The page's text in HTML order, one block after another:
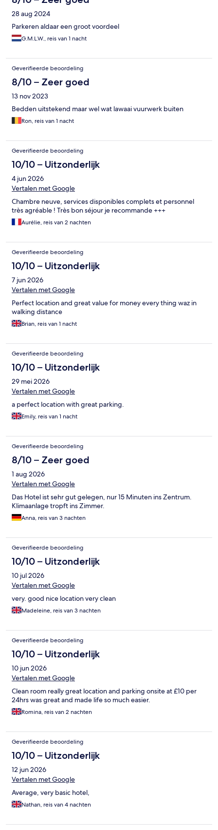
28 aug 2024
Parkeren aldaar een groot voordeel
G.M.L.W., reis van 1 nacht
Geverifieerde beoordeling
8/10 – Zeer goed
13 nov 2023
Bedden uitstekend maar wel wat lawaai vuurwerk buiten
Ron, reis van 1 nacht
Geverifieerde beoordeling
10/10 – Uitzonderlijk
4 jun 2026
Vertalen met Google
Chambre neuve, services disponibles complets et personnel
très agréable ! Très bon séjour je recommande +++
Aurélie, reis van 2 nachten
Geverifieerde beoordeling
10/10 – Uitzonderlijk
7 jun 2026
Vertalen met Google
Perfect location and great value for money every thing waz in
walking distance
Brian, reis van 1 nacht
Geverifieerde beoordeling
10/10 – Uitzonderlijk
29 mei 2026
Vertalen met Google
a perfect location with great parking.
Emily, reis van 1 nacht
Geverifieerde beoordeling
8/10 – Zeer goed
1 aug 2026
Vertalen met Google
Das Hotel ist sehr gut gelegen, nur 15 Minuten ins Zentrum.
Klimaanlage tropft ins Zimmer.
Anna, reis van 3 nachten
Geverifieerde beoordeling
10/10 – Uitzonderlijk
10 jul 2026
Vertalen met Google
very. good nice location very clean
Madeleine, reis van 3 nachten
Geverifieerde beoordeling
10/10 – Uitzonderlijk
10 jun 2026
Vertalen met Google
Clean room really great location and parking onsite at £10 per
24hrs was great and made life so much easier.
Romina, reis van 2 nachten
Geverifieerde beoordeling
10/10 – Uitzonderlijk
12 jun 2026
Vertalen met Google
Average, very basic hotel,
Nathan, reis van 4 nachten